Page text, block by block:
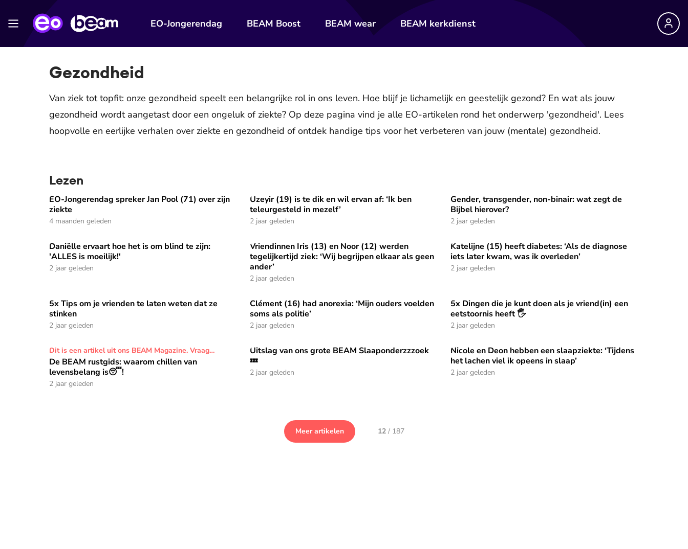
EO-Jongerendag BEAM Boost BEAM wear BEAM kerkdienst
Gezondheid
Van ziek tot topfit: onze gezondheid speelt een belangrijke rol in ons leven. Hoe blijf je lichamelijk en geestelijk gezond? En wat als jouw
gezondheid wordt aangetast door een ongeluk of ziekte? Op deze pagina vind je alle EO-artikelen rond het onderwerp 'gezondheid'. Lees
hoopvolle en eerlijke verhalen over ziekte en gezondheid of ontdek handige tips voor het verbeteren van jouw (mentale) gezondheid.
Lezen
EO-Jongerendag spreker Jan Pool (71) over zijn ziekte
EO-Jongerendag spreker Jan Pool (71) over zijn
ziekte
4 maanden geleden
Uzeyir (19) is te dik en wil ervan af: ‘Ik ben teleurgesteld in mezelf’
Uzeyir (19) is te dik en wil ervan af: ‘Ik ben
teleurgesteld in mezelf’
2 jaar geleden
Gender, transgender, non-binair: wat zegt de Bijbel hierover?
Gender, transgender, non-binair: wat zegt de
Bijbel hierover?
2 jaar geleden
Daniëlle ervaart hoe het is om blind te zijn: 'ALLES is moeilijk!'
Daniëlle ervaart hoe het is om blind te zijn:
'ALLES is moeilijk!'
2 jaar geleden
Vriendinnen Iris (13) en Noor (12) werden tegelijkertijd ziek: ‘Wij begrijpen elkaar als geen ander’
Vriendinnen Iris (13) en Noor (12) werden
tegelijkertijd ziek: ‘Wij begrijpen elkaar als geen
ander’
2 jaar geleden
Katelijne (15) heeft diabetes: ‘Als de diagnose iets later kwam,
Katelijne (15) heeft diabetes: ‘Als de diagnose
iets later kwam, was ik overleden’
2 jaar geleden
5x Tips om je vrienden te laten weten dat ze stinken
5x Tips om je vrienden te laten weten dat ze
stinken
2 jaar geleden
Clément (16) had anorexia: ‘Mijn ouders voelden soms als politie’
Clément (16) had anorexia: ‘Mijn ouders voelden
soms als politie’
2 jaar geleden
5x Dingen die je kunt doen als je vriend(in) een eetstoornis
5x Dingen die je kunt doen als je vriend(in) een
eetstoornis heeft 🖐️
2 jaar geleden
De BEAM rustgids: waarom chillen van levensbelang is😴!
Dit is een artikel uit ons BEAM Magazine. Vraag
onderaan dit artikel een proefexemplaar aan.
De BEAM rustgids: waarom chillen van
levensbelang is😴!
2 jaar geleden
Uitslag van ons grote BEAM Slaaponderzzzoek 💤
Uitslag van ons grote BEAM Slaaponderzzzoek
💤
2 jaar geleden
Nicole en Deon hebben een slaapziekte: ‘Tijdens het lachen viel
Nicole en Deon hebben een slaapziekte: ‘Tijdens
het lachen viel ik opeens in slaap’
2 jaar geleden
Meer artikelen 12/ 187